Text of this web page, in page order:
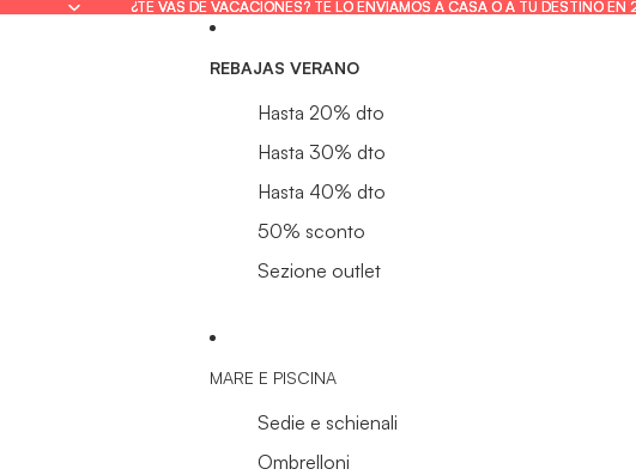
¿TE VAS DE VACACIONES? TE LO ENVIAMOS A CASA O A TU DESTINO
¿TE VAS DE VACACIONES? TE LO ENVIAMOS A CASA O A TU DESTINO
REBAJAS VERANO
Hasta 20% dto
Hasta 30% dto
Hasta 40% dto
50% sconto
Sezione outlet
MARE E PISCINA
Sedie e schienali
Ombrelloni